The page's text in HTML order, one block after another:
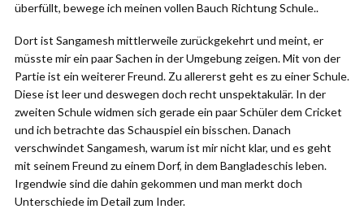
überfüllt, bewege ich meinen vollen Bauch Richtung Schule..
Dort ist Sangamesh mittlerweile zurückgekehrt und meint, er
müsste mir ein paar Sachen in der Umgebung zeigen. Mit von der
Partie ist ein weiterer Freund. Zu allererst geht es zu einer Schule.
Diese ist leer und deswegen doch recht unspektakulär. In der
zweiten Schule widmen sich gerade ein paar Schüler dem Cricket
und ich betrachte das Schauspiel ein bisschen. Danach
verschwindet Sangamesh, warum ist mir nicht klar, und es geht
mit seinem Freund zu einem Dorf, in dem Bangladeschis leben.
Irgendwie sind die dahin gekommen und man merkt doch
Unterschiede im Detail zum Inder.